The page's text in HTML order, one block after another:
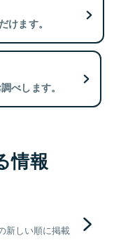
けます。
べします。
情報
新しい順に掲載